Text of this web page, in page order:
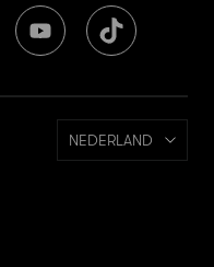
NEDERLAND